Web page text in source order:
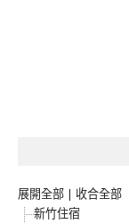
展開全部 | 收合全部
新竹住宿